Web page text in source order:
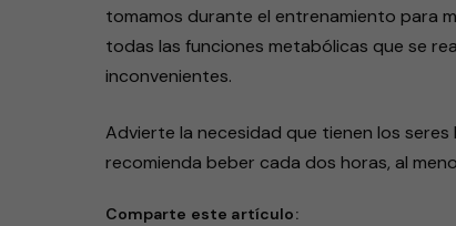
tomamos durante el entrenamiento para
todas las funciones metabólicas que se
inconvenientes.
Advierte la necesidad que tienen los
recomienda beber cada dos horas, al
Comparte este artículo: